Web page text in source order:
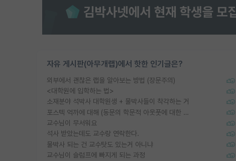
자유 게시판(아무개랩)에서 핫한 인기글은?
외부에서 괜찮은 랩을 알아보는 방법 (장문주의)
<대학원에 입학하는 법>
소재분야 석박사 대학원생 + 물박사들이 착각하는 거
포스텍 억까에 대해 (동문의 학문적 아웃풋에 대한 반박)
교수님이 무서워요
석사 받았는데도 교수랑 연락한다.
물박사 되는 건 교수탓도 있는거 아니냐
교수님이 슬럼프에 빠지게 되는 과정